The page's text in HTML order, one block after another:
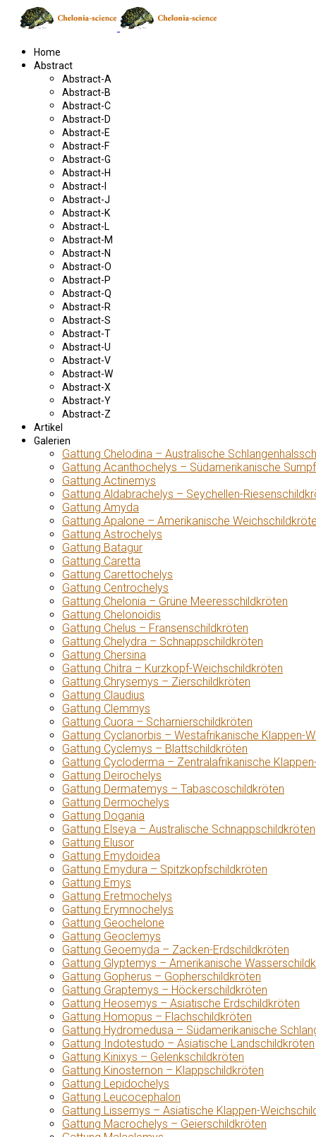
Home
Abstract
Abstract-A
Abstract-B
Abstract-C
Abstract-D
Abstract-E
Abstract-F
Abstract-G
Abstract-H
Abstract-I
Abstract-J
Abstract-K
Abstract-L
Abstract-M
Abstract-N
Abstract-O
Abstract-P
Abstract-Q
Abstract-R
Abstract-S
Abstract-T
Abstract-U
Abstract-V
Abstract-W
Abstract-X
Abstract-Y
Abstract-Z
Artikel
Galerien
Gattung Chelodina – Australische
Gattung Acanthochelys – Südamerikanische
Gattung Actinemys
Gattung Aldabrachelys – Seychellen-
Gattung Amyda
Gattung Apalone – Amerikanische
Gattung Astrochelys
Gattung Batagur
Gattung Caretta
Gattung Carettochelys
Gattung Centrochelys
Gattung Chelonia – Grüne Meeresschildkröten
Gattung Chelonoidis
Gattung Chelus – Fransenschildkröten
Gattung Chelydra – Schnappschildkröten
Gattung Chersina
Gattung Chitra – Kurzkopf-Weichschildkröten
Gattung Chrysemys – Zierschildkröten
Gattung Claudius
Gattung Clemmys
Gattung Cuora – Scharnierschildkröten
Gattung Cyclanorbis – Westafrikanische Klappen-
Gattung Cyclemys – Blattschildkröten
Gattung Cycloderma – Zentralafrikanische
Gattung Deirochelys
Gattung Dermatemys – Tabascoschildkröten
Gattung Dermochelys
Gattung Dogania
Gattung Elseya – Australische Schnappschildkröten
Gattung Elusor
Gattung Emydoidea
Gattung Emydura – Spitzkopfschildkröten
Gattung Emys
Gattung Eretmochelys
Gattung Erymnochelys
Gattung Geochelone
Gattung Geoclemys
Gattung Geoemyda – Zacken-Erdschildkröten
Gattung Glyptemys – Amerikanische
Gattung Gopherus – Gopherschildkröten
Gattung Graptemys – Höckerschildkröten
Gattung Heosemys – Asiatische Erdschildkröten
Gattung Homopus – Flachschildkröten
Gattung Hydromedusa – Südamerikanische
Gattung Indotestudo – Asiatische Landschildkröten
Gattung Kinixys – Gelenkschildkröten
Gattung Kinosternon – Klappschildkröten
Gattung Lepidochelys
Gattung Leucocephalon
Gattung Lissemys – Asiatische Klappen-
Gattung Macrochelys – Geierschildkröten